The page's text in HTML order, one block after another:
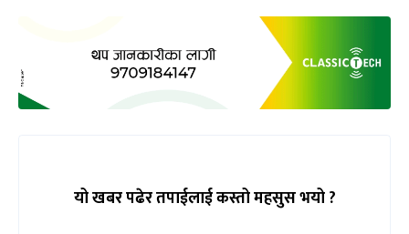
यो खबर पढेर तपाईलाई कस्तो महसुस भयो ?